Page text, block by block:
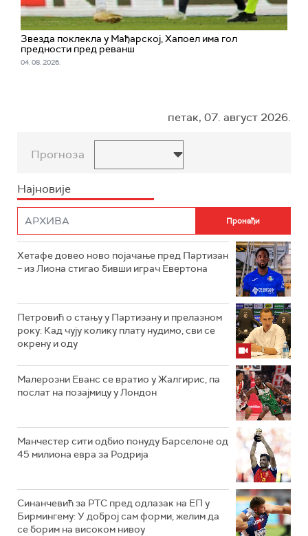
Звезда поклекла у Мађарској, Хапоел има гол
предности пред реванш
04. 08. 2026.
петак, 07. август 2026.
Прогноза
Најновије
Хетафе довео ново појачање пред Партизан
– из Лиона стигао бивши играч Евертона
Петровић о стању у Партизану и прелазном
року: Кад чују колику плату нудимо, сви се
окрену и оду
Малерозни Еванс се вратио у Жалгирис, па
послат на позајмицу у Лондон
Манчестер сити одбио понуду Барселоне од
45 милиона евра за Родрија
Синанчевић за РТС пред одлазак на ЕП у
Бирмингему: У доброј сам форми, желим да
се борим на високом нивоу